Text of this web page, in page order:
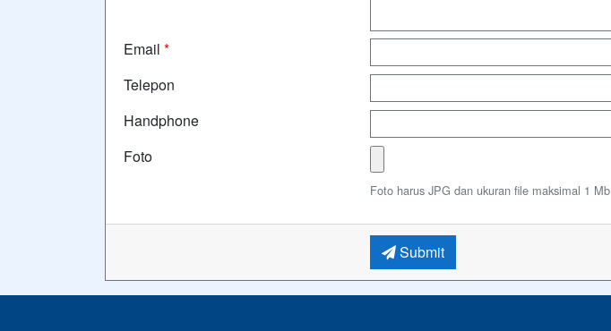
Email *
Telepon
Handphone
Foto
Foto harus JPG dan ukuran file maksimal 1 Mb
Submit